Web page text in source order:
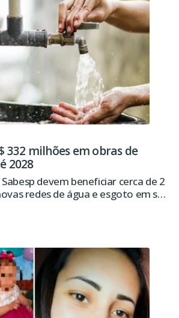
332 milhões em obras de
2028
devem beneficiar cerca de 2
redes de água e esgoto em seis